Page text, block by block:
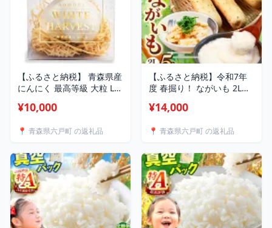
【ふるさと納税】 青森県産
にんにく 最高等級 大粒 Lサ
ギフトパッケージ ｜
戸町）
¥10,000
📍 青森県六戸町 の返礼品
【ふるさと納税】令和7年
度 春掘り！ ながいも 2Lサ
芋 長芋 野菜 やさい 長いも
常温 人気 美容 健康 腸活 味
の少ない 株式会社 ゆめグ
リーン Aコープ 六戸店 青
森県 六戸町
¥14,000
📍 青森県六戸町 の返礼品